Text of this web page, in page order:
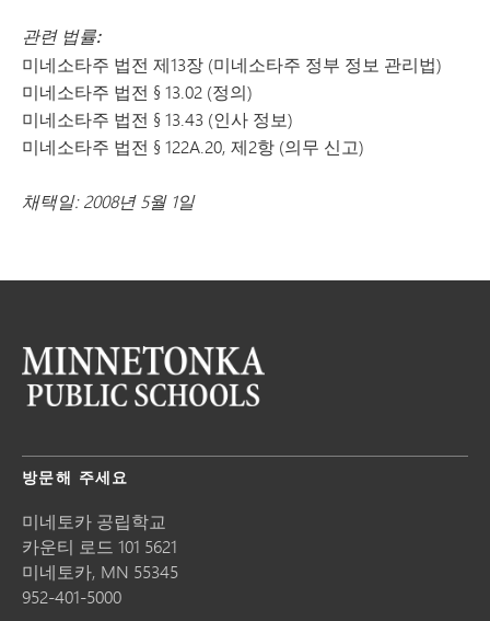
관련 법률:
미네소타주 법전 제13장 (미네소타주 정부 정보 관리법)
미네소타주 법전 § 13.02 (정의)
미네소타주 법전 § 13.43 (인사 정보)
미네소타주 법전 § 122A.20, 제2항 (의무 신고)
채택일: 2008년 5월 1일
방문해 주세요
미네토카 공립학교
카운티 로드 101 5621
미네토카, MN 55345
952-401-5000